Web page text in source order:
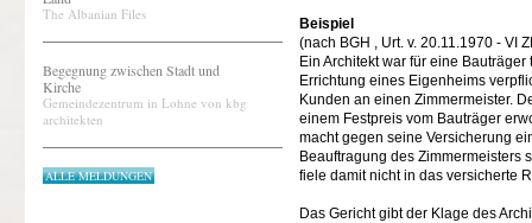
The Albanian Files
Begegnung zwischen Stadt und
Kirche
Gemeindezentrum in Lohne von kbg
architekten
ALLE MELDUNGEN
Beispiel
(nach BGH , Urt. v. 20.11.1970 - VI
Ein Architekt war für eine
Errichtung eines Eigenheims
Kunden an einen Zimmermeister.
einem Festpreis vom Bauträger
macht gegen seine Versicherung
Beauftragung des Zimmermeisters
fiele damit nicht in das versicherte
Das Gericht gibt der Klage des